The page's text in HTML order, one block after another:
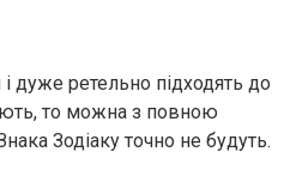
дуже ретельно підходять до
то можна з повною
Зодіаку точно не будуть.